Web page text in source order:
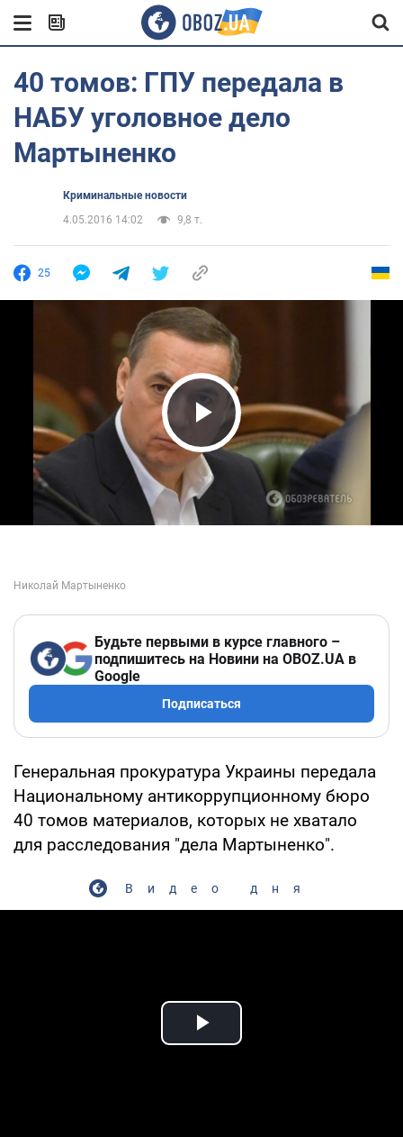
40 томов: ГПУ передала в
НАБУ уголовное дело
Мартыненко
Криминальные новости
4.05.2016 14:02
9,8 т.
25
Play Video
Будьте первыми в курсе главного –
подпишитесь на Новини на OBOZ.UA в
Google
Подписаться
Генеральная прокуратура Украины передала
Национальному антикоррупционному бюро
40 томов материалов, которых не хватало
для расследования "дела Мартыненко".
Видео дня
Play Video